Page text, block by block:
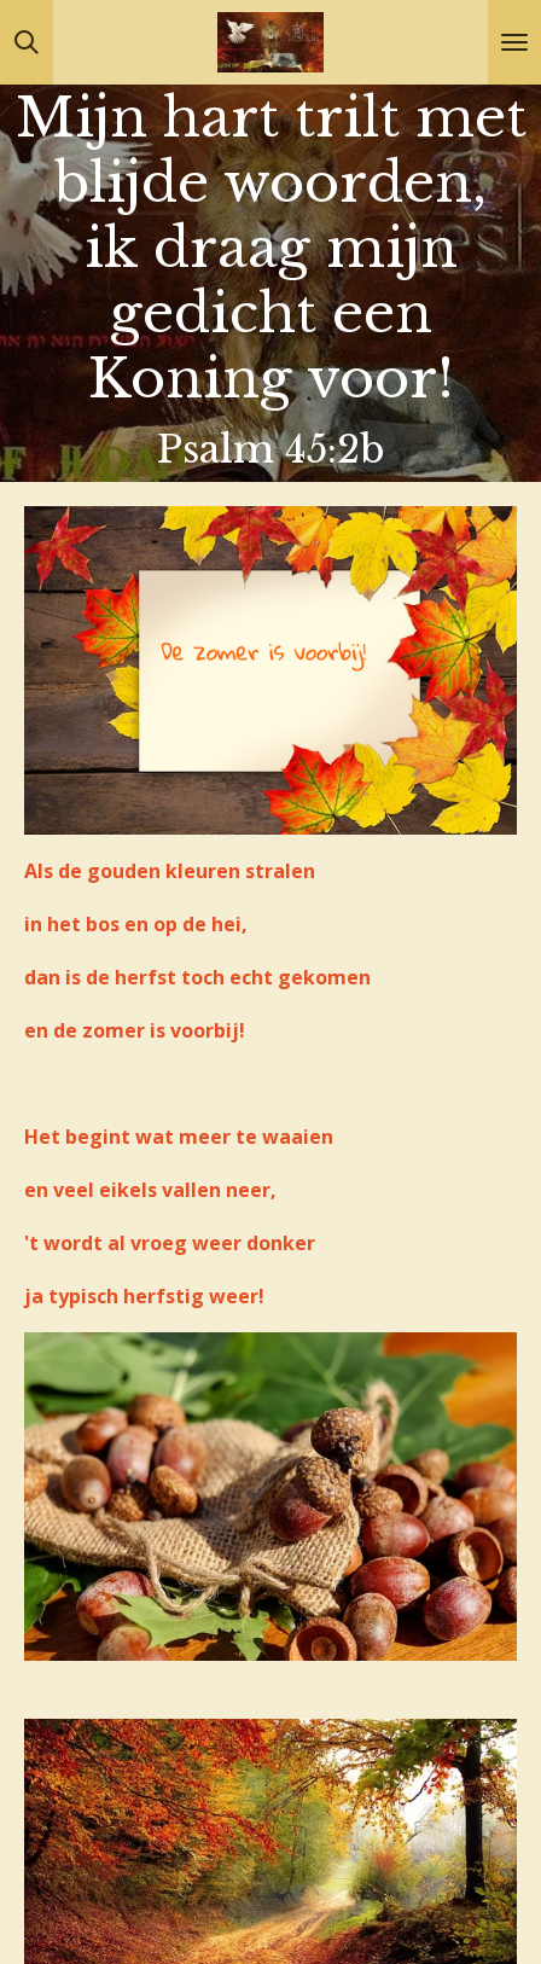
Ga
direct
naar
de
hoofdinhoud
Mijn hart trilt met
blijde woorden,
ik draag mijn
gedicht een
Koning voor!
Psalm 45:2b
Als de gouden kleuren stralen
in het bos en op de hei,
dan is de herfst toch echt gekomen
en de zomer is voorbij!
Het begint wat meer te waaien
en veel eikels vallen neer,
't wordt al vroeg weer donker
ja typisch herfstig weer!